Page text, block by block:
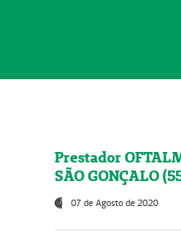
Prestador
SÃO GONÇALO
07 de Agosto de 2020